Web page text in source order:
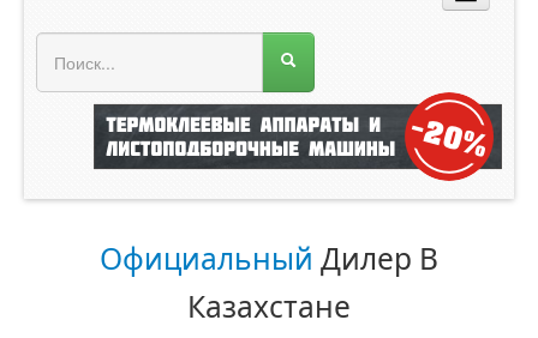
Официальный Дилер В
Казахстане